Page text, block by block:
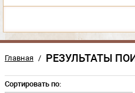
Главная / РЕЗУЛЬТАТЫ
Сортировать по: